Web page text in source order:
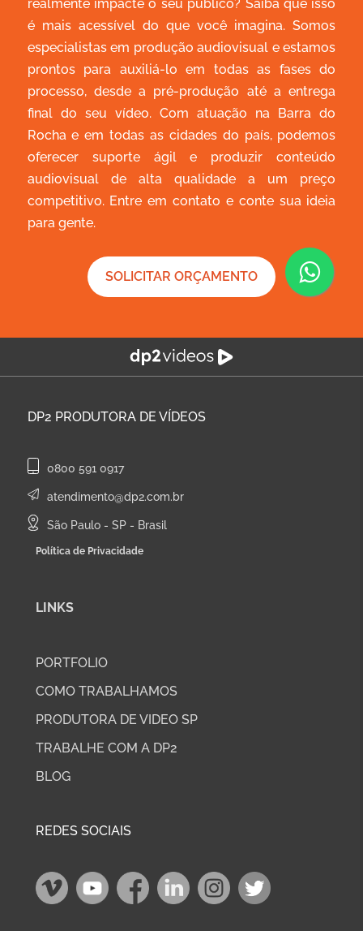
realmente impacte o seu público? Saiba que isso
é mais acessível do que você imagina. Somos
especialistas em produção audiovisual e estamos
prontos para auxiliá-lo em todas as fases do
processo, desde a pré-produção até a entrega
final do seu vídeo. Com atuação na Barra do
Rocha e em todas as cidades do país, podemos
oferecer suporte ágil e produzir conteúdo
audiovisual de alta qualidade a um preço
competitivo. Entre em contato e conte sua ideia
para gente.
SOLICITAR ORÇAMENTO
DP2 PRODUTORA DE VÍDEOS
0800 591 0917
atendimento@dp2.com.br
São Paulo - SP - Brasil
Política de Privacidade
LINKS
PORTFOLIO
COMO TRABALHAMOS
PRODUTORA DE VIDEO SP
TRABALHE COM A DP2
BLOG
REDES SOCIAIS